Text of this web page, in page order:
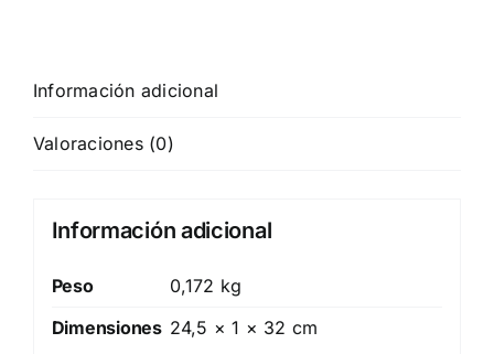
Información adicional
Valoraciones (0)
Información adicional
Peso
0,172 kg
Dimensiones 24,5 × 1 × 32 cm